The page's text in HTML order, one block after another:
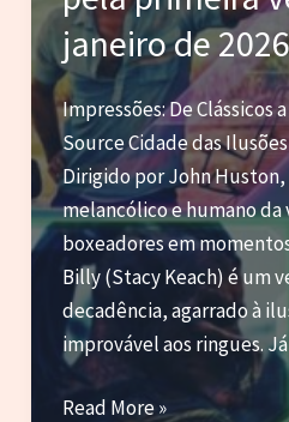
janeiro de 2026
Impressões: De Clássicos
Source Cidade das
Dirigido por John
melancólico e humano da
boxeadores em
Billy (Stacy Keach) é um
decadência, agarrado à
improvável aos ringues.
Blog
Read More »